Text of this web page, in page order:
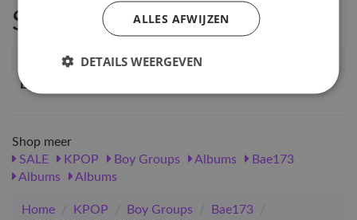
Specificaties
Artikelnummer
35908
EAN nummer
Shop meer
SALE
KPOP Boy Groups Albums
Bae173
Albums
Albums
Home / KPOP / Boy Groups / Bae173
/
ALLES AFWIJZEN
DETAILS WEERGEVEN